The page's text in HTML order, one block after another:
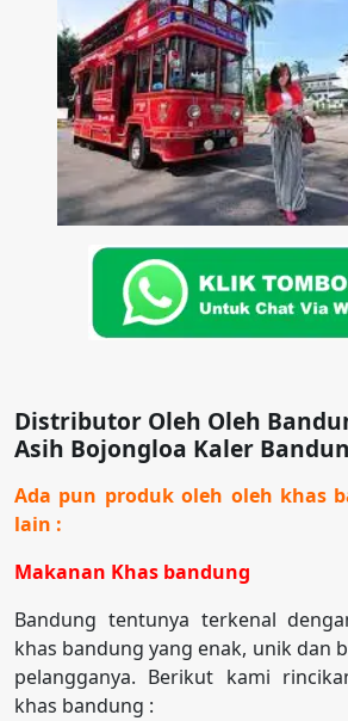
Distributor Oleh Oleh
Asih Bojongloa Kaler
Ada pun produk oleh oleh khas
lain :
Makanan Khas bandung
Bandung tentunya terkenal
khas bandung yang enak, unik dan
pelangganya. Berikut kami
khas bandung :